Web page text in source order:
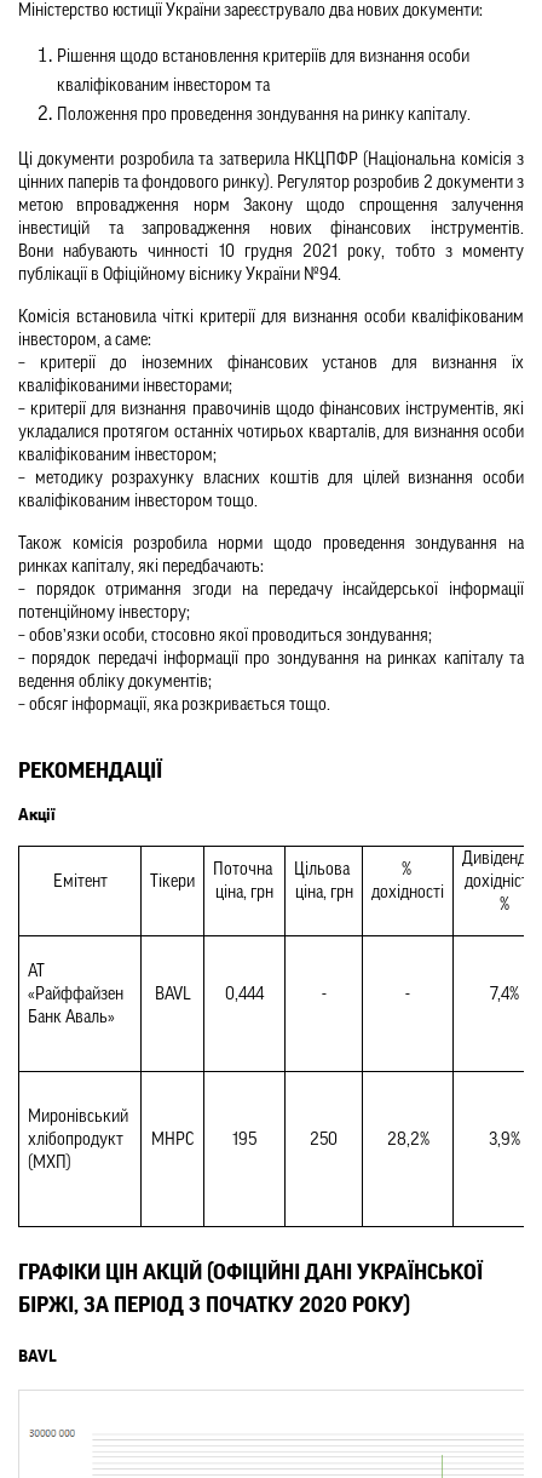
Міністерство юстиції України зареєструвало два нових документи:
Рішення щодо встановлення критеріїв для визнання особи
кваліфікованим інвестором та
Положення про проведення зондування на ринку капіталу.
Ці документи розробила та затверила НКЦПФР (Національна комісія з
цінних паперів та фондового ринку). Регулятор розробив 2 документи з
метою впровадження норм Закону щодо спрощення залучення
інвестицій та запровадження нових фінансових інструментів.
Вони набувають чинності 10 грудня 2021 року, тобто з моменту
публікації в Офіційному віснику України №94.
Комісія встановила чіткі критерії для визнання особи кваліфікованим
інвестором, а саме:
– критерії до іноземних фінансових установ для визнання їх
кваліфікованими інвесторами;
– критерії для визнання правочинів щодо фінансових інструментів, які
укладалися протягом останніх чотирьох кварталів, для визнання особи
кваліфікованим інвестором;
– методику розрахунку власних коштів для цілей визнання особи
кваліфікованим інвестором тощо.
Також комісія розробила норми щодо проведення зондування на
ринках капіталу, які передбачають:
– порядок отримання згоди на передачу інсайдерської інформації
потенційному інвестору;
– обов’язки особи, стосовно якої проводиться зондування;
– порядок передачі інформації про зондування на ринках капіталу та
ведення обліку документів;
– обсяг інформації, яка розкривається тощо.
РЕКОМЕНДАЦІЇ
Акції
Емітент Тікери
Поточна
ціна, грн
Цільова
ціна, грн
%
дохідності
Дивідендна
дохідність,
%
АТ
«Райффайзен
Банк Аваль»
BAVL 0,444 - - 7,4%
Миронівський
хлібопродукт
(МХП)
MHPC 195 250 28,2% 3,9%
ГРАФІКИ ЦІН АКЦІЙ (ОФІЦІЙНІ ДАНІ УКРАЇНСЬКОЇ
БІРЖІ, ЗА ПЕРІОД З ПОЧАТКУ 2020 РОКУ)
BAVL